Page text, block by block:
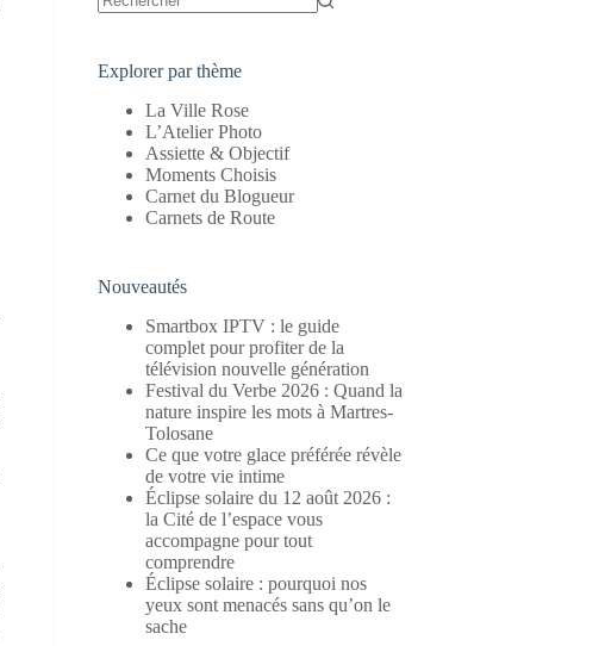
Explorer par thème
La Ville Rose
L’Atelier Photo
Assiette & Objectif
Moments Choisis
Carnet du Blogueur
Carnets de Route
Nouveautés
Smartbox IPTV : le guide
complet pour profiter de la
télévision nouvelle génération
Festival du Verbe 2026 : Quand la
nature inspire les mots à Martres-
Tolosane
Ce que votre glace préférée révèle
de votre vie intime
Éclipse solaire du 12 août 2026 :
la Cité de l’espace vous
accompagne pour tout
comprendre
Éclipse solaire : pourquoi nos
yeux sont menacés sans qu’on le
sache